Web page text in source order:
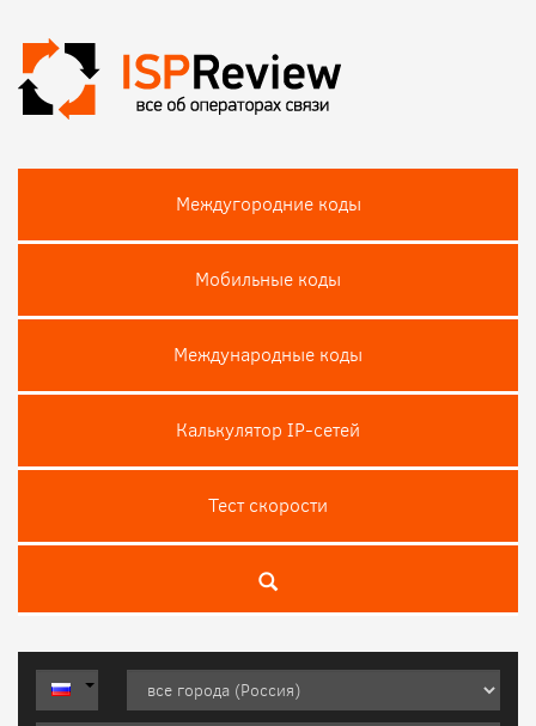
Междугородние коды
Мобильные коды
Международные коды
Калькулятор IP-сетей
Тест скороcти